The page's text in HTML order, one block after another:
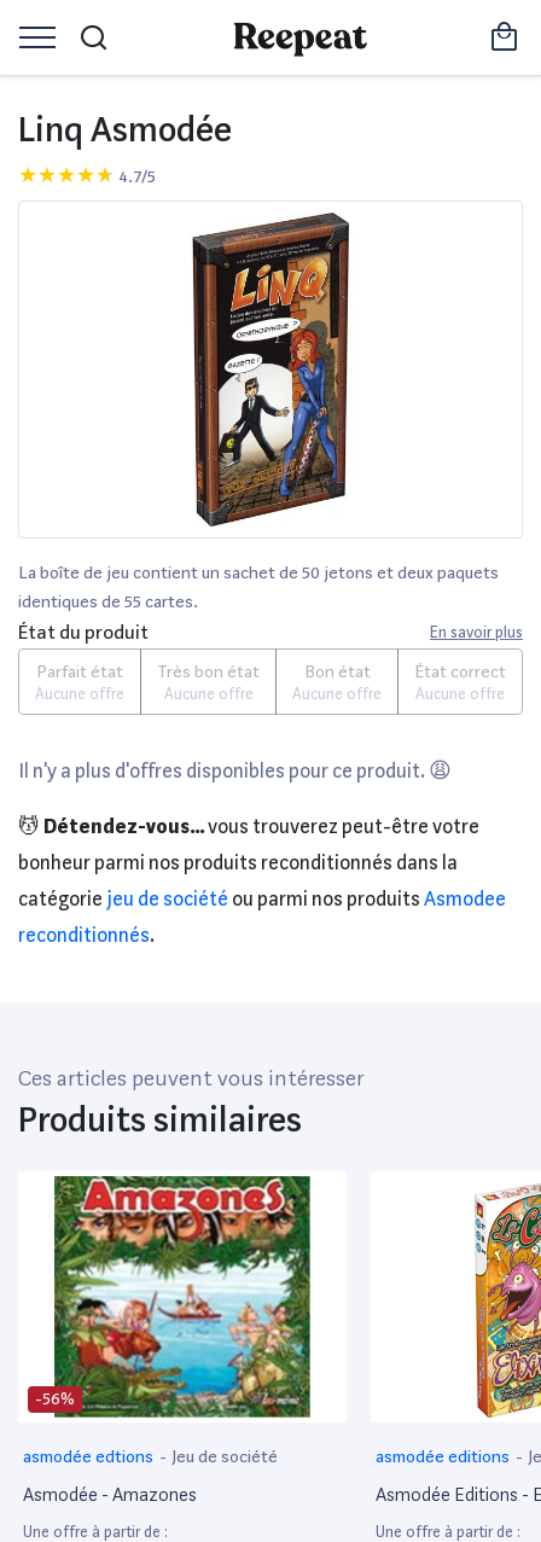
Linq Asmodée
4.7/5
La boîte de jeu contient un sachet de 50 jetons et deux paquets
identiques de 55 cartes.
État du produit En savoir plus
Parfait état
Aucune offre
Très bon état
Aucune offre
Bon état
Aucune offre
État correct
Aucune offre
Il n'y a plus d'offres disponibles pour ce produit. 😩
💆 Détendez-vous...vous trouverez peut-être votre
bonheur parmi nos produits reconditionnés dans la
catégorie jeu de société ou parmi nos produits Asmodee
reconditionnés.
Ces articles peuvent vous intéresser
Produits similaires
-56%
asmodée edtions - Jeu de société
Asmodée - Amazones
Une offre à partir de :
asmodée editions -
Asmodée Editions -
Une offre à partir de :